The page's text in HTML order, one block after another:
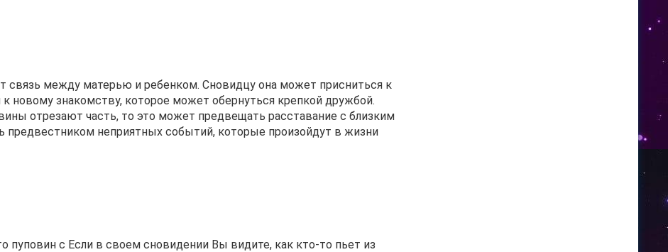
связь между матерью и ребенком. Сновидцу она может присниться к
новому знакомству, которое может обернуться крепкой дружбой.
отрезают часть, то это может предвещать расставание с близким
неприятных событий, которые произойдут в жизни
пуповин с Если в своем сновидении Вы видите, как кто-то пьет из